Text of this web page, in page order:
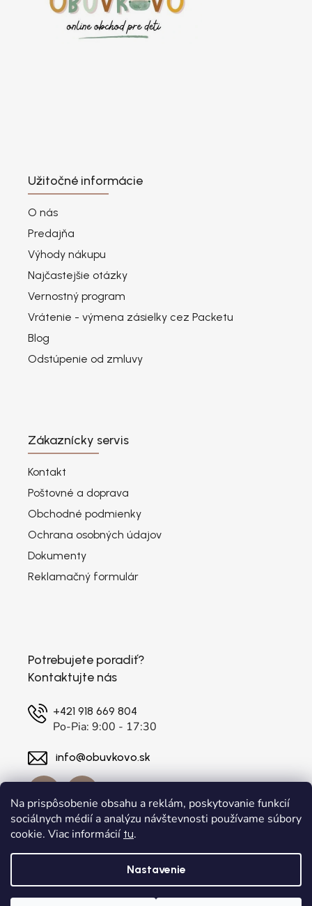
Na prispôsobenie obsahu a reklám, poskytovanie funkcií
sociálnych médií a analýzu návštevnosti používame súbory
cookie. Viac informácií tu.
Nastavenie
Užitočné informácie
O nás
Predajňa
Výhody nákupu
Najčastejšie otázky
Vernostný program
Vrátenie - výmena zásielky cez Packetu
Blog
Odstúpenie od zmluvy
Zákaznícky servis
Kontakt
Poštovné a doprava
Obchodné podmienky
Ochrana osobných údajov
Dokumenty
Reklamačný formulár
Potrebujete poradiť?
Kontaktujte nás
+421 918 669 804
Po-Pia: 9:00 - 17:30
info@obuvkovo.sk
Vytvoril Shoptet a Adatelier